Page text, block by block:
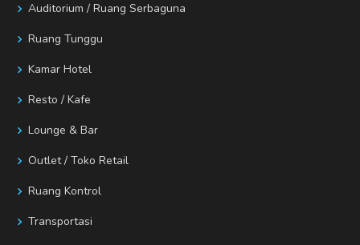
Auditorium / Ruang Serbaguna
Ruang Tunggu
Kamar Hotel
Resto / Kafe
Lounge & Bar
Outlet / Toko Retail
Ruang Kontrol
Transportasi